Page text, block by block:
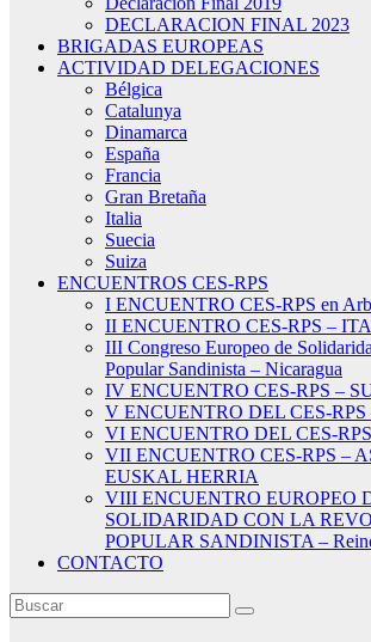
DECLARACION FINAL 2023
BRIGADAS EUROPEAS
ACTIVIDAD DELEGACIONES
Bélgica
Catalunya
Dinamarca
España
Francia
Gran Bretaña
Italia
Suecia
Suiza
ENCUENTROS CES-RPS
I ENCUENTRO CES-RPS en
II ENCUENTRO CES-RPS –
III Congreso Europeo de
Popular Sandinista – Nicaragua
IV ENCUENTRO CES-RPS –
V ENCUENTRO DEL CES-
VI ENCUENTRO DEL CES-
VII ENCUENTRO CES-RPS –
EUSKAL HERRIA
VIII ENCUENTRO EUROPEO
SOLIDARIDAD CON LA
POPULAR SANDINISTA –
CONTACTO